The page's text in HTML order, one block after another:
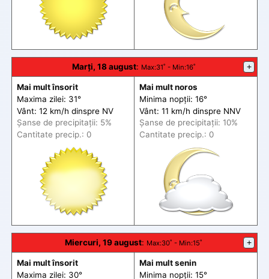
Marți, 18 august: Max:31˚ - Min:16˚ +
Mai mult însorit
Maxima zilei: 31°
Vânt: 12 km/h dinspre NV
Șanse de precipitații: 5%
Cantitate precip.: 0
Mai mult noros
Minima nopții: 16°
Vânt: 11 km/h dinspre NNV
Șanse de precipitații: 10%
Cantitate precip.: 0
Miercuri, 19 august: Max:30˚ - Min:15˚ +
Mai mult însorit
Maxima zilei: 30°
Mai mult senin
Minima nopții: 15°